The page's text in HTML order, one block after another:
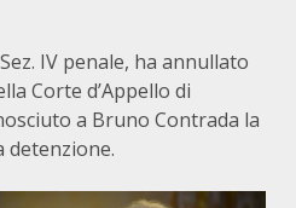
IV penale, ha annullato
Corte d’Appello di
a Bruno Contrada la